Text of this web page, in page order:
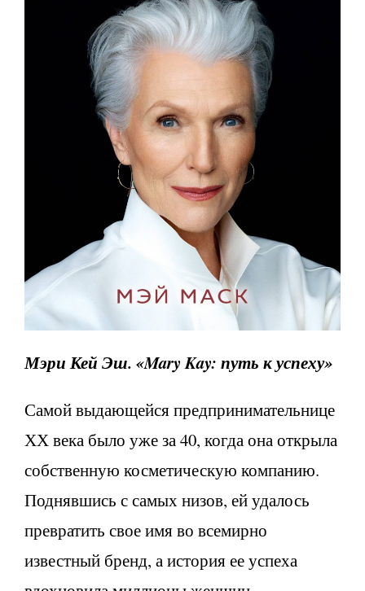
Мэри Кей Эш. «MaryKay: путь к успеху»
Самой выдающейся предпринимательнице
ХХ века было уже за 40, когда она открыла
собственную косметическую компанию.
Поднявшись с самых низов, ей удалось
превратить свое имя во всемирно
известный бренд, а история ее успеха